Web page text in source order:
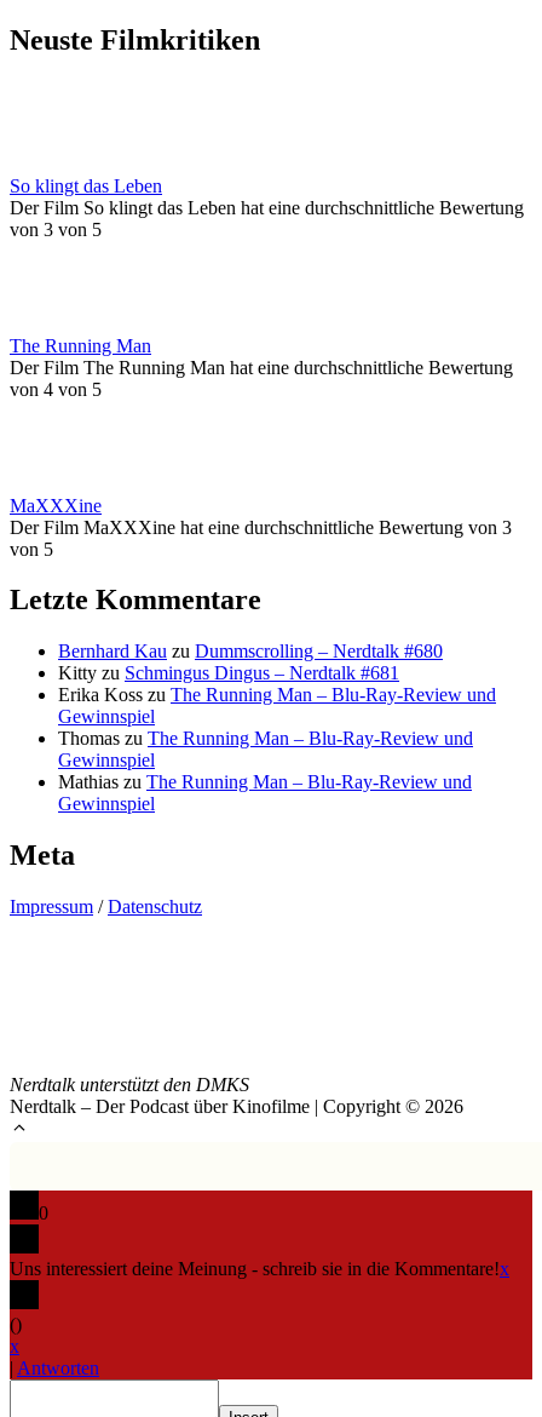
Neuste Filmkritiken
So klingt das Leben
Der Film So klingt das Leben hat eine durchschnittliche Bewertung
von 3 von 5
The Running Man
Der Film The Running Man hat eine durchschnittliche Bewertung
von 4 von 5
MaXXXine
Der Film MaXXXine hat eine durchschnittliche Bewertung von 3
von 5
Letzte Kommentare
Bernhard Kau zu Dummscrolling – Nerdtalk #680
Kitty zu Schmingus Dingus – Nerdtalk #681
Erika Koss zu The Running Man – Blu-Ray-Review und
Gewinnspiel
Thomas zu The Running Man – Blu-Ray-Review und
Gewinnspiel
Mathias zu The Running Man – Blu-Ray-Review und
Gewinnspiel
Meta
Impressum /Datenschutz
Nerdtalk unterstützt den DMKS
Nerdtalk – Der Podcast über Kinofilme | Copyright © 2026
0
Uns interessiert deine Meinung - schreib sie in die Kommentare!x
()
x
| Antworten